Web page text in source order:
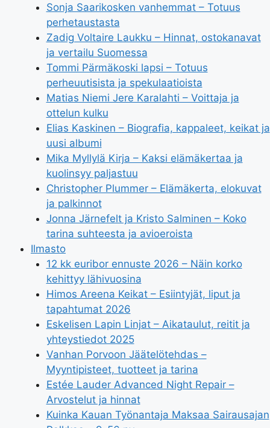
Sonja Saarikosken vanhemmat – Totuus
perhetaustasta
Zadig Voltaire Laukku – Hinnat, ostokanavat
ja vertailu Suomessa
Tommi Pärmäkoski lapsi – Totuus
perheuutisista ja spekulaatioista
Matias Niemi Jere Karalahti – Voittaja ja
ottelun kulku
Elias Kaskinen – Biografia, kappaleet, keikat ja
uusi albumi
Mika Myllylä Kirja – Kaksi elämäkertaa ja
kuolinsyy paljastuu
Christopher Plummer – Elämäkerta, elokuvat
ja palkinnot
Jonna Järnefelt ja Kristo Salminen – Koko
tarina suhteesta ja avioeroista
Ilmasto
12 kk euribor ennuste 2026 – Näin korko
kehittyy lähivuosina
Himos Areena Keikat – Esiintyjät, liput ja
tapahtumat 2026
Eskelisen Lapin Linjat – Aikataulut, reitit ja
yhteystiedot 2025
Vanhan Porvoon Jäätelötehdas –
Myyntipisteet, tuotteet ja tarina
Estée Lauder Advanced Night Repair –
Arvostelut ja hinnat
Kuinka Kauan Työnantaja Maksaa Sairausajan